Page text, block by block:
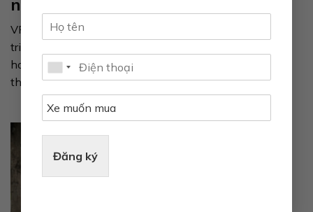
Đăng ký
nhiên”
VF 6 là tuyệt tác nghệ thuật được thiết kế dựa trên
triết lý “Cặp đối lập tự nhiên”, tạo nên sự cân bằng
hoàn hảo giữa các yếu tố tưởng chừng như đối lập:
thú vị – tinh tế, công nghệ – con người.